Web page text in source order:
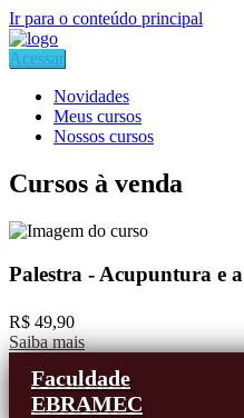
Ir para o conteúdo principal
Acessar
Novidades
Meus cursos
Nossos cursos
Cursos à venda
Palestra - Acupuntura e
R$ 49,90
Saiba mais
Faculdade
EBRAMEC